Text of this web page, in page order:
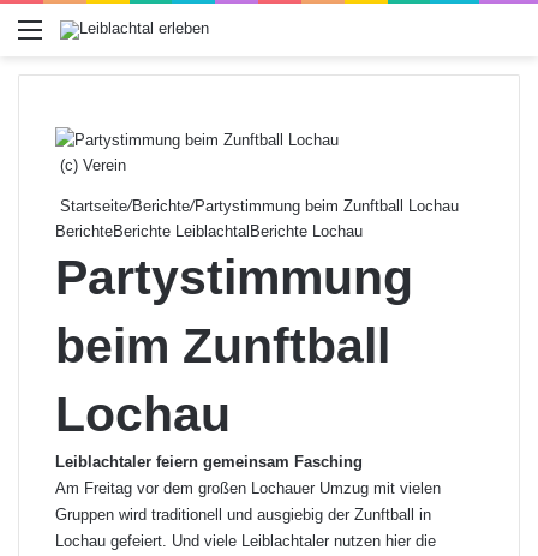
Menü
(c) Verein
Startseite/Berichte/Partystimmung beim Zunftball Lochau
BerichteBerichte Leiblachtal Berichte Lochau
Partystimmung
beim Zunftball
Lochau
Leiblachtaler feiern gemeinsam Fasching
Am Freitag vor dem großen Lochauer Umzug mit vielen
Gruppen wird traditionell und ausgiebig der Zunftball in
Lochau gefeiert. Und viele Leiblachtaler nutzen hier die